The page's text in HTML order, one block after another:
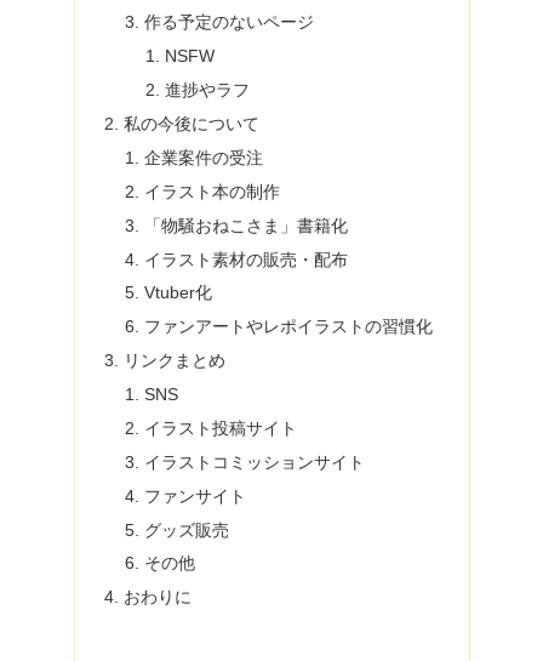
作る予定のないページ
NSFW
進捗やラフ
私の今後について
企業案件の受注
イラスト本の制作
「物騒おねこさま」書籍化
イラスト素材の販売・配布
Vtuber化
ファンアートやレポイラストの習慣化
リンクまとめ
SNS
イラスト投稿サイト
イラストコミッションサイト
ファンサイト
グッズ販売
その他
おわりに